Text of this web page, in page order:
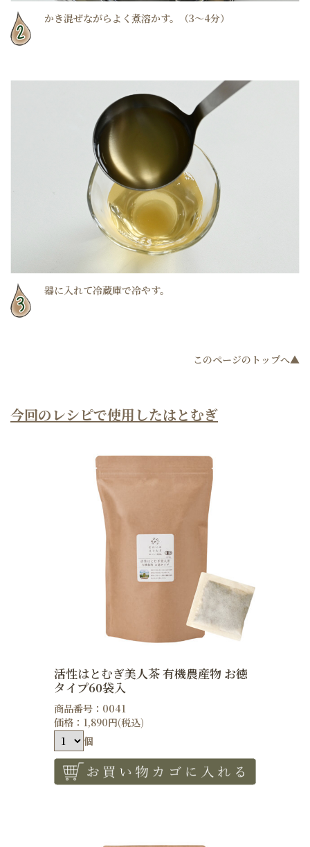
かき混ぜながらよく煮溶かす。（3～4分）
器に入れて冷蔵庫で冷やす。
このページのトップへ▲
今回のレシピで使用したはとむぎ
活性はとむぎ美人茶 有機農産物 お徳
タイプ60袋入
商品番号：0041
価格：1,890円(税込)
個